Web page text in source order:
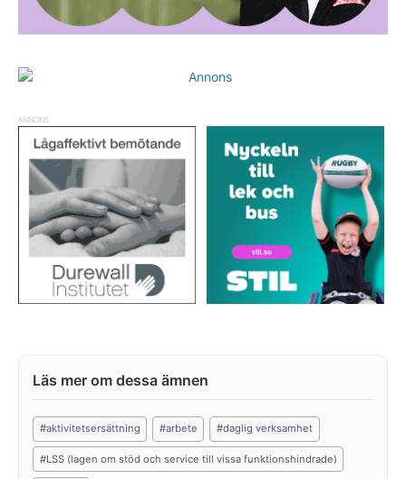
ANNONS
Post
Tags:
#aktivitetsersättning #arbete #daglig verksamhet
#LSS (lagen om stöd och service till vissa funktionshindrade)